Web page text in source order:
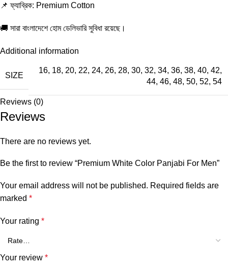
📌 ফ্যাব্রিক: Premium Cotton
🚚 সারা বাংলাদেশে হোম ডেলিভারি সুবিধা রয়েছে।
Additional information
SIZE
16, 18, 20, 22, 24, 26, 28, 30, 32, 34, 36, 38, 40, 42,
44, 46, 48, 50, 52, 54
Reviews (0)
Reviews
There are no reviews yet.
Be the first to review “Premium White Color Panjabi For Men”
Your email address will not be published. Required fields are
marked *
Your rating *
Your review *